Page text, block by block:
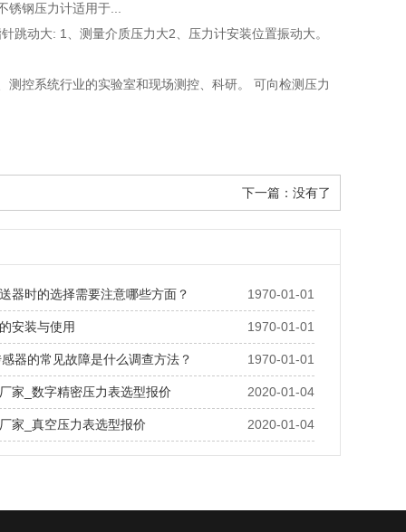
钢压力计适用于...
跳动大: 1、测量介质压力大2、压力计安装位置振动大。
控系统行业的实验室和现场测控、科研。 可向检测压力
下一篇：没有了
1970-01-01
器时的选择需要注意哪些方面？
1970-01-01
安装与使用
1970-01-01
器的常见故障是什么调查方法？
2020-01-04
家_数字精密压力表选型报价
2020-01-04
家_真空压力表选型报价